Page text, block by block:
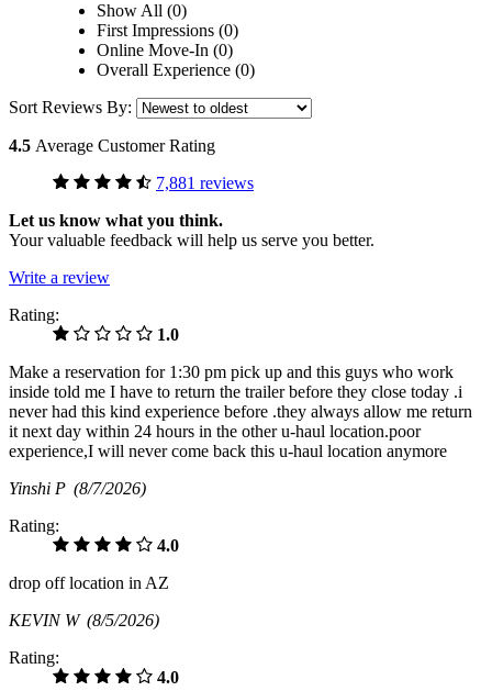
Show All (0)
First Impressions (0)
Online Move-In (0)
Overall Experience (0)
Sort Reviews By:
4.5 Average Customer Rating
7,881 reviews
Let us know what you think.
Your valuable feedback will help us serve you better.
Write a review
Rating:
1.0
Make a reservation for 1:30 pm pick up and this guys who work
inside told me I have to return the trailer before they close today .i
never had this kind experience before .they always allow me return
it next day within 24 hours in the other u-haul location.poor
experience,I will never come back this u-haul location anymore
Yinshi P (8/7/2026)
Rating:
4.0
drop off location in AZ
KEVIN W (8/5/2026)
Rating:
4.0